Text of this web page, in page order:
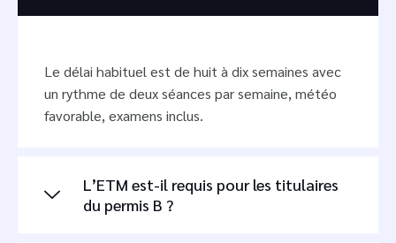
Le délai habituel est de huit à dix semaines avec
un rythme de deux séances par semaine, météo
favorable, examens inclus.
L’ETM est-il requis pour les titulaires
du permis B ?